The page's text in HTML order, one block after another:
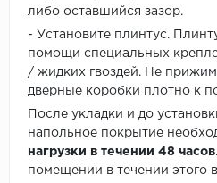
либо оставшийся зазор.
- Установите плинтус.
помощи специальных
/ жидких гвоздей. Не
дверные коробки плотно к
После укладки и до
напольное покрытие
нагрузки в течении 48 часов
помещении в течении этого